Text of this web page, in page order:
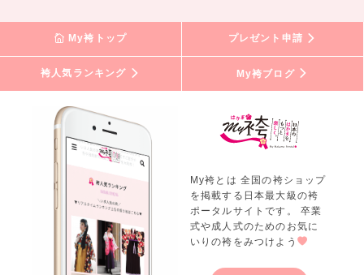
My袴トップ プレゼント申請
袴人気ランキング My袴ブログ
My袴とは 全国の袴ショップ
を掲載する日本最大級の袴
ポータルサイトです。 卒業
式や成人式のためのお気に
いりの袴をみつけよう